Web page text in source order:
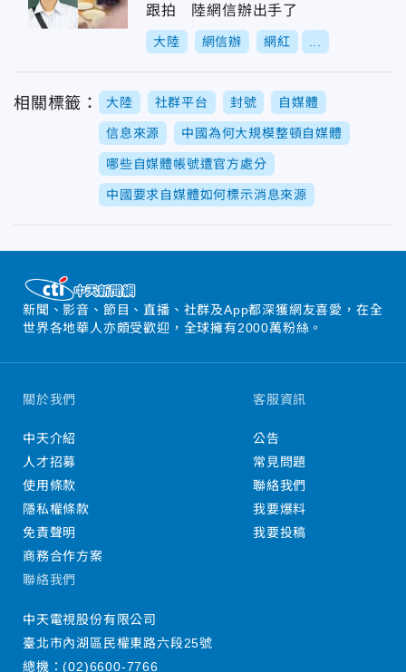
跟拍 陸網信辦出手了
大陸 網信辦 網紅
相關標籤： 大陸 社群平台 封號 自媒體
信息來源 中國為何大規模整頓自媒體
哪些自媒體帳號遭官方處分
中國要求自媒體如何標示消息來源
新聞、影音、節目、直播、社群及App都深獲網友喜愛，在全
世界各地華人亦頗受歡迎，全球擁有2000萬粉絲。
關於我們
中天介紹
人才招募
使用條款
隱私權條款
免責聲明
商務合作方案
客服資訊
公告
常見問題
聯絡我們
我要爆料
我要投稿
聯絡我們
中天電視股份有限公司
臺北市內湖區民權東路六段25號
總機：(02)6600-7766